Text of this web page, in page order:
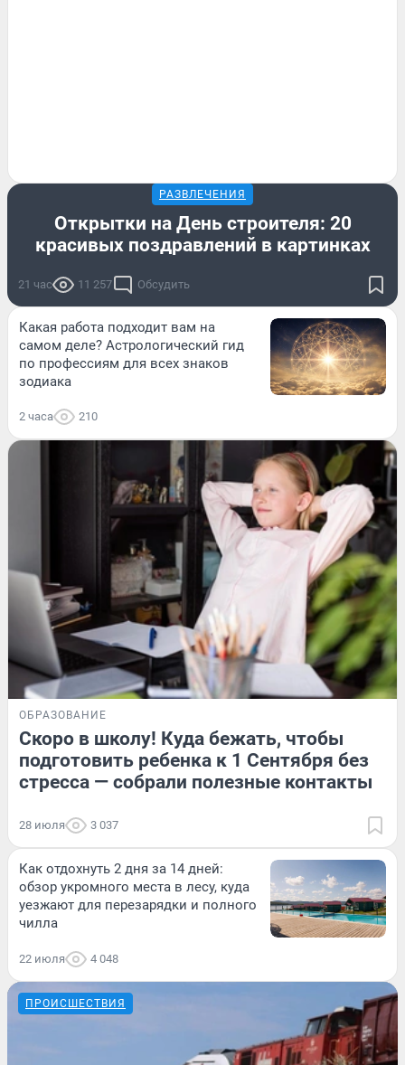
РАЗВЛЕЧЕНИЯ
Открытки на День строителя: 20
красивых поздравлений в картинках
21 час 11 257 Обсудить
Какая работа подходит вам на
самом деле? Астрологический гид
по профессиям для всех знаков
зодиака
2 часа 210
ОБРАЗОВАНИЕ
Скоро в школу! Куда бежать, чтобы
подготовить ребенка к 1 Сентября без
стресса — собрали полезные контакты
28 июля 3 037
Как отдохнуть 2 дня за 14 дней:
обзор укромного места в лесу, куда
уезжают для перезарядки и полного
чилла
22 июля 4 048
ПРОИСШЕСТВИЯ